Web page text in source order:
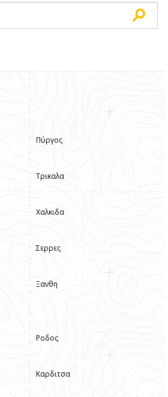
Πύργος
Τρικαλα
Χαλκιδα
Σερρες
Ξανθη
Ροδος
Καρδιτσα